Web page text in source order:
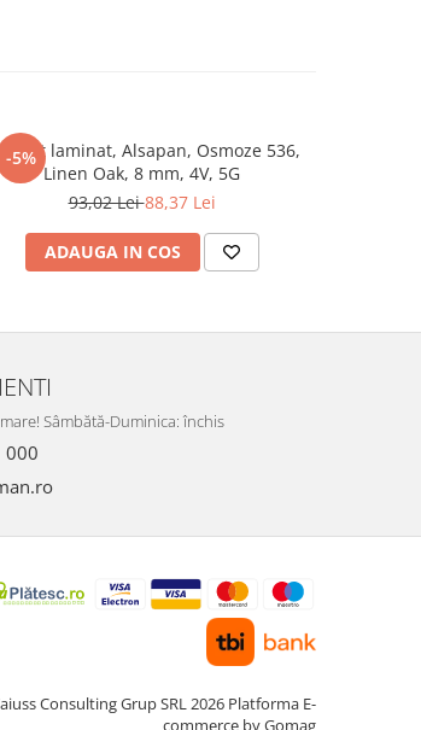
-5%
laminat, Alsapan, Osmoze 536,
Linen Oak, 8 mm, 4V, 5G
93,02 Lei88,37 Lei
ADAUGA IN COS
Sâmbătă-Duminica: închis
000
Consulting Grup SRL 2026 Platforma E-
commerce by Gomag